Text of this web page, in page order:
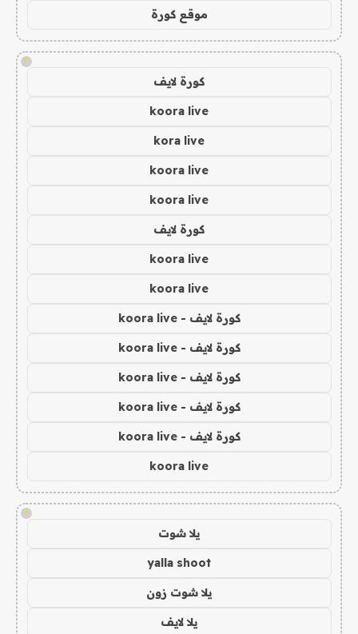
موقع كورة
!
كورة لايف
koora live
kora live
koora live
koora live
كورة لايف
koora live
koora live
كورة لايف - koora live
كورة لايف - koora live
كورة لايف - koora live
كورة لايف - koora live
كورة لايف - koora live
koora live
!
يلا شوت
yalla shoot
يلا شوت زون
يلا لايف